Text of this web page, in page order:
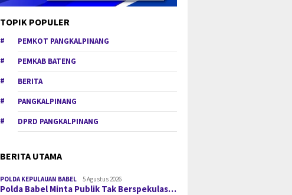
TOPIK POPULER
PEMKOT PANGKALPINANG
PEMKAB BATENG
BERITA
PANGKALPINANG
DPRD PANGKALPINANG
BERITA UTAMA
POLDA KEPULAUAN BABEL 5 Agustus 2026
Polda Babel Minta Publik Tak Berspekulas…